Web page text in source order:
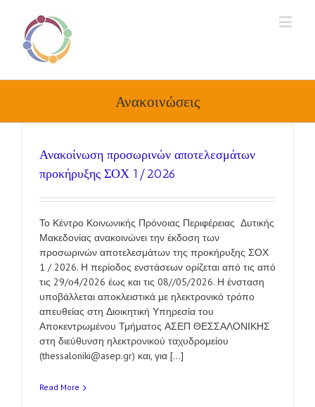
Ανακοινώσεις
Ανακοίνωση προσωρινών αποτελεσμάτων
προκήρυξης ΣΟΧ 1/2026
Το Κέντρο Κοινωνικής Πρόνοιας Περιφέρειας Δυτικής
Μακεδονίας ανακοινώνει την έκδοση των
προσωρινών αποτελεσμάτων της προκήρυξης ΣΟΧ
1 / 2026. Η περίοδος ενστάσεων ορίζεται από τις από
τις 29/ο4/2026 έως και τις 08//05/2026. Η ένσταση
υποβάλλεται αποκλειστικά με ηλεκτρονικό τρόπο
απευθείας στη Διοικητική Υπηρεσία του
Αποκεντρωμένου Τμήματος ΑΣΕΠ ΘΕΣΣΑΛΟΝΙΚΗΣ
στη διεύθυνση ηλεκτρονικού ταχυδρομείου
(thessaloniki@asep.gr) και, για [...]
Read More